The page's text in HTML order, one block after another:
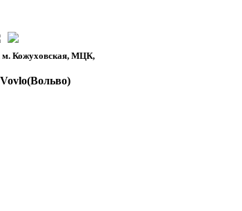
м. Кожуховская, МЦК,